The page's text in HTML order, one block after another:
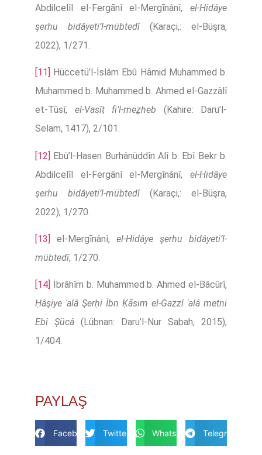
Abdilcelîl el-Fergānî el-Mergīnânî, el-Hidâye
şerhu bidâyeti’l-mübtedî(Karaçi,: el-Büşra,
2022), 1/271.
[11]
Hüccetü’l-İslâm Ebû Hâmid Muhammed b.
Muhammed b. Muhammed b. Ahmed el-Gazzâlî
et-Tûsî, el-Vasîṭ fi’l-meẕheb (Kahire: Daru’l-
Selam, 1417), 2/101.
[12] Ebü’l-Hasen Burhânüddîn Alî b. Ebî Bekr b.
Abdilcelîl el-Fergānî el-Mergīnânî, el-Hidâye
şerhu bidâyeti’l-mübtedî(Karaçi,: el-Büşra,
2022), 1/270.
[13] el-Mergīnânî, el-Hidâye şerhu bidâyeti’l-
mübtedî, 1/270.
[14]
İbrâhîm b. Muhammed b. Ahmed el-Bâcûrî,
Ḥâşiye ʿalâ Şerḥi İbn Ḳāsım el-Ġazzî ʿalâ metni
Ebî Şücâ (Lübnan: Daru’l-Nur Sabah, 2015),
1/404.
PAYLAŞ
Facebook Twitter Whatsapp Telegram